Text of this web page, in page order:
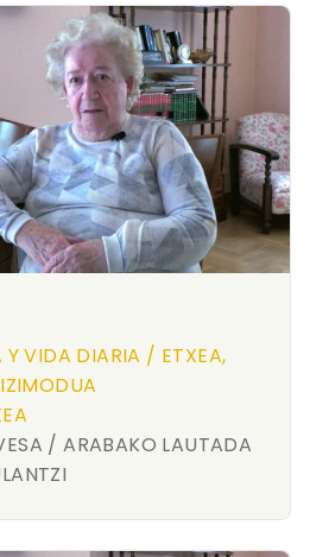
Y VIDA DIARIA / ETXEA,
/ ARABAKO LAUTADA